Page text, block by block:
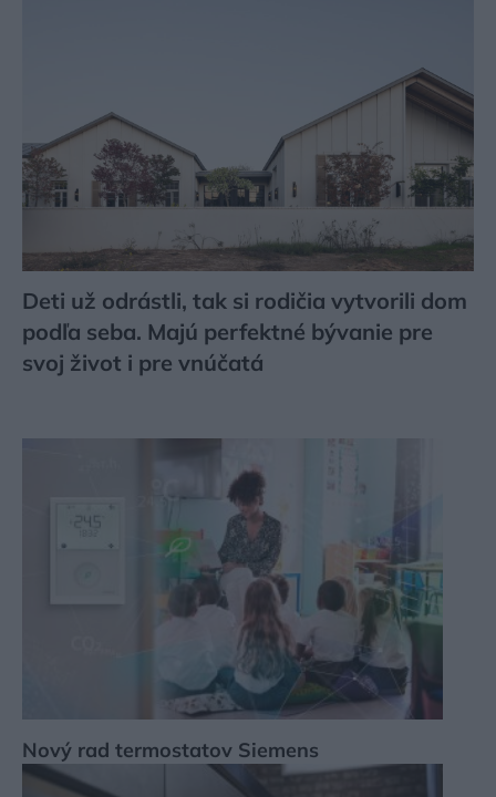
Deti už odrástli, tak si rodičia vytvorili dom
podľa seba. Majú perfektné bývanie pre
svoj život i pre vnúčatá
Nový rad termostatov Siemens